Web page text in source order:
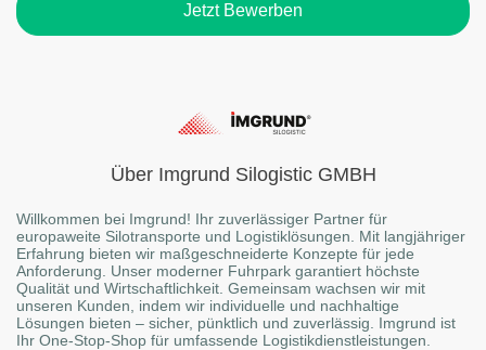
Jetzt Bewerben
Über Imgrund Silogistic GMBH
Willkommen bei Imgrund! Ihr zuverlässiger Partner für
europaweite Silotransporte und Logistiklösungen. Mit langjähriger
Erfahrung bieten wir maßgeschneiderte Konzepte für jede
Anforderung. Unser moderner Fuhrpark garantiert höchste
Qualität und Wirtschaftlichkeit. Gemeinsam wachsen wir mit
unseren Kunden, indem wir individuelle und nachhaltige
Lösungen bieten – sicher, pünktlich und zuverlässig. Imgrund ist
Ihr One-Stop-Shop für umfassende Logistikdienstleistungen.